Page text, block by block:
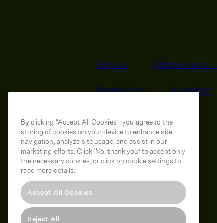
Om os Mærkevarer i
Kontakt os Investor
Orkla on Twitter
Orkla on instagram
By clicking “Accept All Cookies”, you agree to the
storing of cookies on your device to enhance site
navigation, analyze site usage, and assist in our
marketing efforts. Click ‘No, thank you’ to accept only
the necessary cookies, or click on cookie settings to
read more details.
Accept All Cookies
Reject All